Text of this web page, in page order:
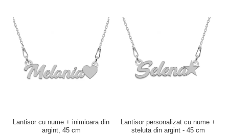
Lantisor cu nume + inimioara din
argint, 45 cm
Lantisor personalizat cu nume +
steluta din argint - 45 cm